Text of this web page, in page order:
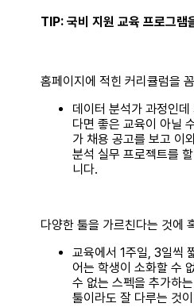
TIP: 국비 지원 교육 프로그램
홈페이지에 적힌 커리큘럼을
데이터 분석가 과정인
다면 좋은 교육이 아닐
가 채용 공고를 보고 이
분석 실무 프로젝트를
니다.
다양한 툴을 가르친다는 것에
교육에서 1주일, 3일씩
어는 학생이 소화할 수
수 없는 스펙을 추가하
툴이라도 잘 다루는 것